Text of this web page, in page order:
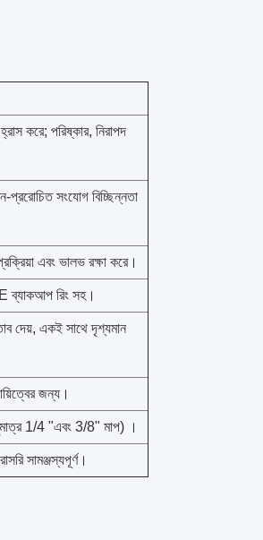
করে; পরিষ্কার, নিরাপদ
প্ররোচিত সংযোগ বিচ্ছিন্নতা
এবং ভালভ রক্ষা করে।
ব্যাকআপ রিং সহ।
দেয়, একই সাথে দৃশ্যমান
জন্য।
1/4 "এবং 3/8" মাপ) ।
সামঞ্জস্যপূর্ণ।